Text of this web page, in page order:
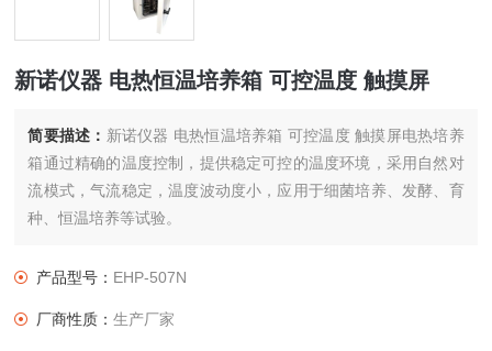
新诺仪器 电热恒温培养箱 可控温度 触摸屏
简要描述： 新诺仪器 电热恒温培养箱 可控温度 触摸屏电热培养
箱通过精确的温度控制，提供稳定可控的温度环境，采用自然对
流模式，气流稳定，温度波动度小，应用于细菌培养、发酵、育
种、恒温培养等试验。
产品型号： EHP-507N
厂商性质：生产厂家